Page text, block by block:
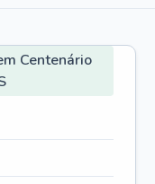
Centenário